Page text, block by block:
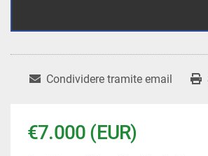
Condividere tramite email
€7.000 (EUR)